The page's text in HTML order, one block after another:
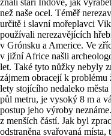
znali staří Indové, jak
než naše ocel. Téměř
určitě i slavní mořeplavci
používali nerezavějících
v Grónsku a Americe. Ve
v jižní Africe našli
let. Také tyto nůžky nebyly
zájmem obracejí k problému
lety stojícího nedaleko
půl metru, je vysoký 8 m a
postup jeho výroby
z menších částí. Jak byl
odstraněna svařovaná